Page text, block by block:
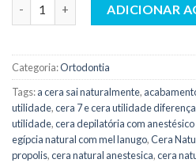
ADICIONAR
Categoria:Ortodontia
Tags:a cera sai naturalmente,
utilidade,cera 7 e cera utilidade diferença
utilidade,cera depilatória com
egípcia natural com mel lanugo,Cera
propolis,cera natural anestesica,cera